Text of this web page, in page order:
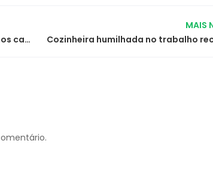
Motorista será indenizada por danos causados por buraco em via pública
MAIS